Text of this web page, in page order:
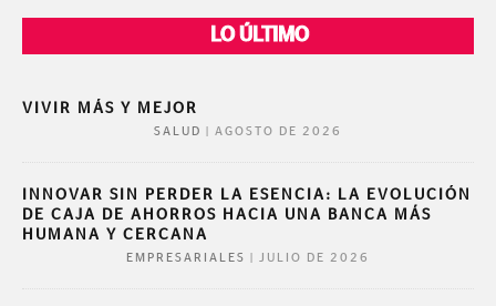
LO ÚLTIMO
VIVIR MÁS Y MEJOR
SALUD AGOSTO DE 2026
INNOVAR SIN PERDER LA ESENCIA: LA EVOLUCIÓN
DE CAJA DE AHORROS HACIA UNA BANCA MÁS
HUMANA Y CERCANA
EMPRESARIALES JULIO DE 2026